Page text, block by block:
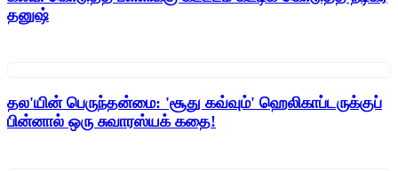
தனுஷ்
தல'யின் பெருந்தன்மை: 'சூது கவ்வும்' ஹெலிகாப்டருக்குப்
பின்னால் ஒரு சுவாரஸ்யக் கதை!